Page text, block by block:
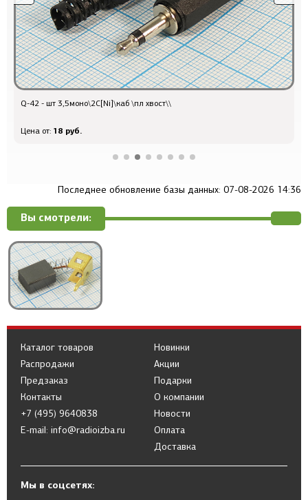
Q-42 - шт 3,5моно\2C[Ni]\каб \пл хвост\\
Цена от: 18 руб.
Последнее обновление базы данных: 07-08-2026 14:36
Вы смотрели:
Каталог товаров
Распродажи
Предзаказ
Новинки
Акции
Подарки
Контакты
+7 (495) 9640838
E-mail: info@radioizba.ru
О компании
Новости
Оплата
Доставка
Мы в соцсетях: